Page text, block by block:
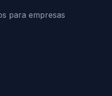
para empresas